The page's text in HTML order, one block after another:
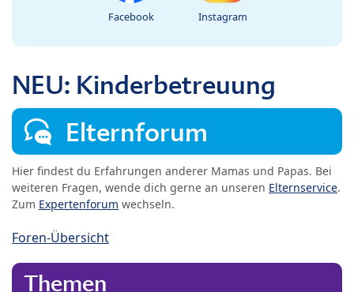
Facebook Instagram
NEU: Kinderbetreuung
Elternforum
Hier findest du Erfahrungen anderer Mamas und Papas. Bei
weiteren Fragen, wende dich gerne an unseren Elternservice.
Zum Expertenforum wechseln.
Foren-Übersicht
Themen